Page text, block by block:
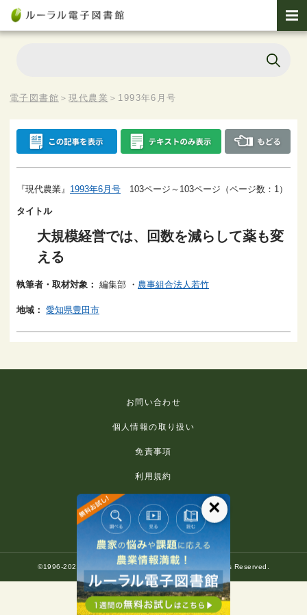
電子図書館 ＞現代農業 ＞ 1993年6月号
『現代農業』 1993年6月号 103ページ～103ページ（ページ数：1）
タイトル
大規模経営では、回数を減らして薬も変
える
執筆者・取材対象： 編集部 ・ 農事組合法人若竹
地域： 愛知県豊田市
お問い合わせ
個人情報の取り扱い
免責事項
利用規約
著作権等について
©1996-2022 Rural Culture Association Japan. All Rights Reserved.
×